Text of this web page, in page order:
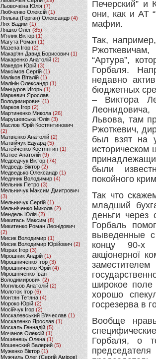
Льовочкіна Юлія(7)
Любченко Олексій(1)
Лялька (Горган) Олександр(4)
Лях Вадим (1)
Ляшко Олег (85)
М'ялик Віктор(1)
Магута Роман(1)
Мазепа Ігор (2)
Макар'ян Давид Борисович(1)
Макаренко Анатолій (2)
Македон Юрій(3)
Максімов Сергій (1)
Маліков Віталій (1)
Малінін Олександр (1)
Манцуров Игорь (1)
Маркевич Ярослав
Володимирович (1)
Марков Ігор (2)
Мартиненко Микола (26)
Марушевська Юлія (3)
Маслов Юрій Костянтинович
(2)
Матвієнко Анатолій (2)
Матвійчук Едуард(5)
Матейченко Костянтин (1)
Матіос Анатолій (9)
Медведчук Віктор(74)
Медведь Віктор (2)
Медведько Олександр (1)
Медяник Володимир(4)
Мельник Петро (3)
Мельничук Максим Дмитрович
(3)
Мельничук Сергій (1)
Мельніченко Микола (2)
Мендель Юлія (2)
Микитась Максим (8)
Микитенко Роман Леонідович
(2)
Мисик Володимир (1)
Мисик Володимир Юрійович(2)
Мізрах Ігор(3)
Мірошник Андрій(1)
Мірошниченко Ігор (3)
Мірошниченко Юрій(4)
Мірошніченко Іван
Володимирович (2)
Могильов Анатолій (2)
Молоток Ігор (6)
Монтян Тетяна (4)
Мороко Юрій(2)
Мосійчук Ігор (2)
Москалевський В'ячеслав (1)
Москаленко Ярослав (1)
Москаль Геннадій (5)
Мочанов Олексій(1)
Мошенець Олена(1)
Мошенский Валерий (5)
Муженко Віктор (1)
Мужчиль Олег (Сергій Аміров)
Печерский” и
они, как и АТ
мафии.
Так,
“Артура”,
Горбаля.
недавно
бюджетных
– Виктора
Львова, там
Ржоткевич,
был взят на
историческом
были
покойного
Так что
младший
деньги через
Горбаль
выведенные с
концу 90-х
акціонерної
широкое поле
хорошо
госрезерва в
Вообще
Горбаля, о